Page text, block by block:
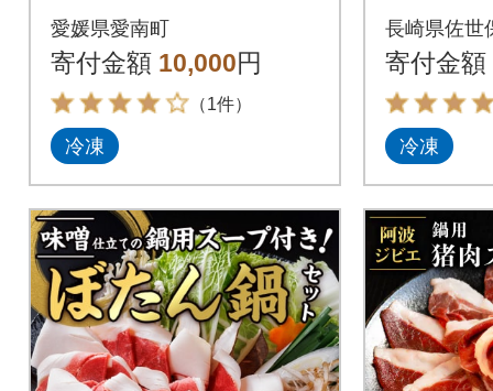
肩ロース / モモ / ミン
チ 各 200g
愛媛県愛南町
寄付金額 10,000円
（1件）
冷凍
ソーセ
フルト3
ク
長崎県佐世
寄付金額
冷凍